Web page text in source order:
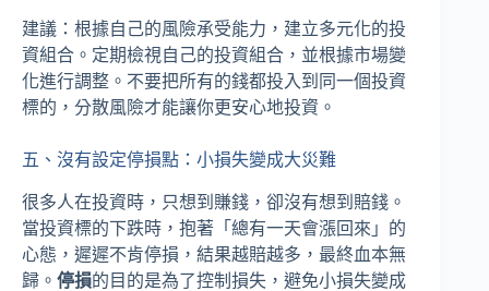
建議：根據自己的風險承受能力，建立多元化的投
資組合。定期檢視自己的投資組合，並根據市場變
化進行調整。不要把所有的錢都投入到同一個投資
標的，分散風險才能讓你更安心地投資。
五、沒有設定停損點：小損失變成大災難
很多人在投資時，只想到賺錢，卻沒有想到賠錢。
當投資標的下跌時，抱著「總有一天會漲回來」的
心態，遲遲不肯停損，結果越賠越多，最終血本無
歸。 停損的目的是為了控制損失，避免小損失變成